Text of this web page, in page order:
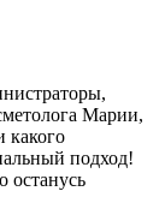
Марии,
какого
подход!
останусь